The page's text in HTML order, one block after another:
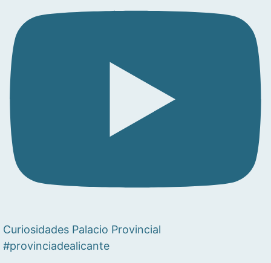
Curiosidades Palacio Provincial
#provinciadealicante